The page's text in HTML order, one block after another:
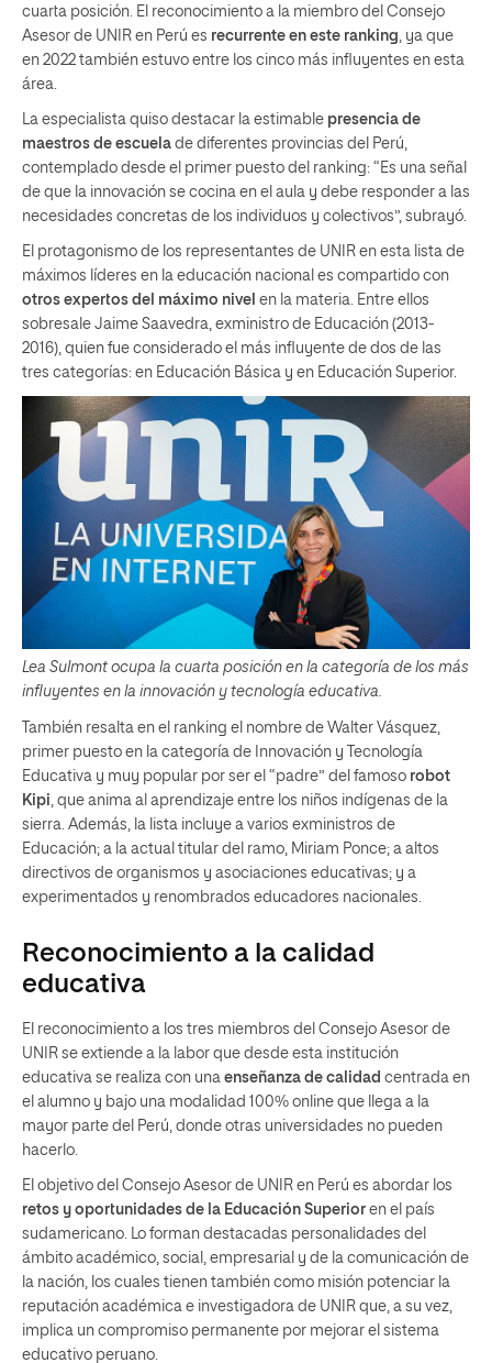
cuarta posición. El reconocimiento a la miembro del Consejo
Asesor de UNIR en Perú es recurrente en este ranking, ya que
en 2022 también estuvo entre los cinco más influyentes en esta
área.
La especialista quiso destacar la estimable presencia de
maestros de escuela de diferentes provincias del Perú,
contemplado desde el primer puesto del ranking: “Es una señal
de que la innovación se cocina en el aula y debe responder a las
necesidades concretas de los individuos y colectivos”, subrayó.
El protagonismo de los representantes de UNIR en esta lista de
máximos líderes en la educación nacional es compartido con
otros expertos del máximo nivel en la materia. Entre ellos
sobresale Jaime Saavedra, exministro de Educación (2013-
2016), quien fue considerado el más influyente de dos de las
tres categorías: en Educación Básica y en Educación Superior.
Lea Sulmont ocupa la cuarta posición en la categoría de los más
influyentes en la innovación y tecnología educativa.
También resalta en el ranking el nombre de Walter Vásquez,
primer puesto en la categoría de Innovación y Tecnología
Educativa y muy popular por ser el “padre” del famoso robot
Kipi , que anima al aprendizaje entre los niños indígenas de la
sierra. Además, la lista incluye a varios exministros de
Educación; a la actual titular del ramo, Miriam Ponce; a altos
directivos de organismos y asociaciones educativas; y a
experimentados y renombrados educadores nacionales.
Reconocimiento a la calidad
educativa
El reconocimiento a los tres miembros del Consejo Asesor de
UNIR se extiende a la labor que desde esta institución
educativa se realiza con una enseñanza de calidad centrada en
el alumno y bajo una modalidad 100% online que llega a la
mayor parte del Perú, donde otras universidades no pueden
hacerlo.
El objetivo del Consejo Asesor de UNIR en Perú es abordar los
retos y oportunidades de la Educación Superior en el país
sudamericano. Lo forman destacadas personalidades del
ámbito académico, social, empresarial y de la comunicación de
la nación, los cuales tienen también como misión potenciar la
reputación académica e investigadora de UNIR que, a su vez,
implica un compromiso permanente por mejorar el sistema
educativo peruano.